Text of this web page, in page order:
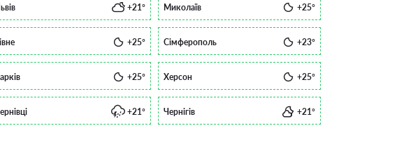
+21° Миколаїв +25°
+25° Сімферополь +23°
+25° Херсон +25°
+21° Чернігів +21°